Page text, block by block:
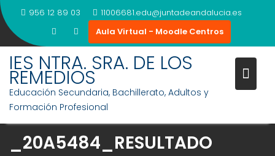
Saltar
al
contenido
956 12 89 03
11006681.edu@juntadeandalucia.es
Aula Virtual - Moodle Centros
IES NTRA. SRA. DE LOS
REMEDIOS
Educación Secundaria, Bachillerato, Adultos y
Formación Profesional
_20A5484_RESULTADO